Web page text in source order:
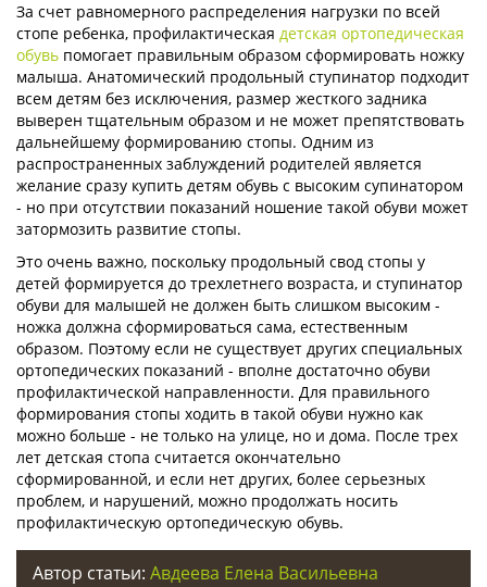
За счет равномерного распределения нагрузки по всей
стопе ребенка, профилактическая детская ортопедическая
обувь помогает правильным образом сформировать ножку
малыша. Анатомический продольный ступинатор подходит
всем детям без исключения, размер жесткого задника
выверен тщательным образом и не может препятствовать
дальнейшему формированию стопы. Одним из
распространенных заблуждений родителей является
желание сразу купить детям обувь с высоким супинатором
- но при отсутствии показаний ношение такой обуви может
затормозить развитие стопы.
Это очень важно, поскольку продольный свод стопы у
детей формируется до трехлетнего возраста, и ступинатор
обуви для малышей не должен быть слишком высоким -
ножка должна сформироваться сама, естественным
образом. Поэтому если не существует других специальных
ортопедических показаний - вполне достаточно обуви
профилактической направленности. Для правильного
формирования стопы ходить в такой обуви нужно как
можно больше - не только на улице, но и дома. После трех
лет детская стопа считается окончательно
сформированной, и если нет других, более серьезных
проблем, и нарушений, можно продолжать носить
профилактическую ортопедическую обувь.
Автор статьи: Авдеева Елена Васильевна